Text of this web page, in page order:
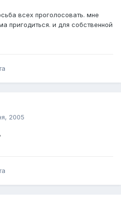
всех проголосовать. мне
пригодиться. и для собственной
2005